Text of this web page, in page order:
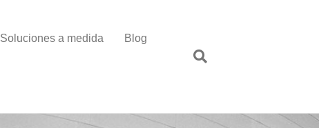
Soluciones a medida Blog